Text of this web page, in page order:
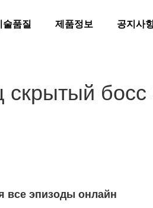
술품질 제품정보 공지사
босс
все эпизоды онлайн